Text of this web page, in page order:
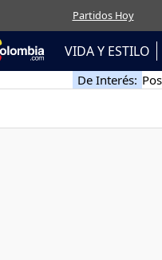
Partidos Hoy
VIDA Y ESTILO
De Interés: